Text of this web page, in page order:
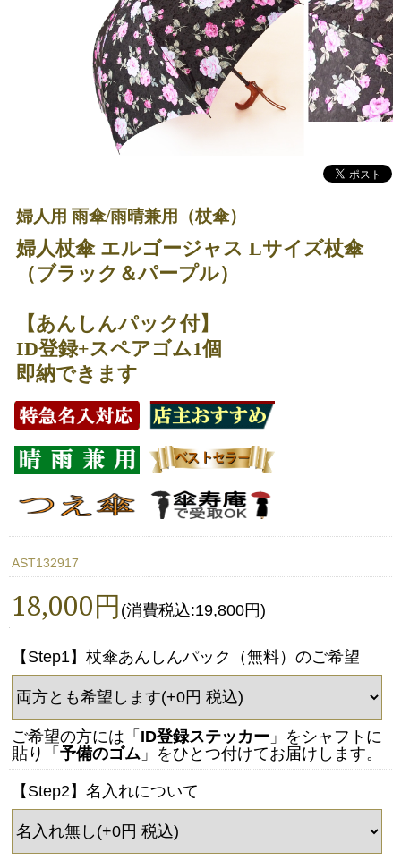
婦人用 雨傘/雨晴兼用（杖傘）
婦人杖傘 エルゴージャス Lサイズ杖傘
（ブラック＆パープル）
【あんしんパック付】
ID登録+スペアゴム1個
即納できます
AST132917
18,000円 (消費税込:19,800円)
【Step1】杖傘あんしんパック（無料）のご希望
ご希望の方には「 ID登録ステッカー 」をシャフトに
貼り「 予備のゴム 」をひとつ付けてお届けします。
【Step2】名入れについて